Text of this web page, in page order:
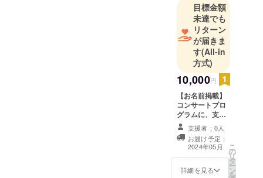
目標金額
未達でも
リターン
が届きま
す(All-in
方式)
10,000円
【お名前掲載】
コンサートプロ
グラムに、支援
者様が個人の時
はお名前（ニッ
クネーム可）、
団体・事業主・
経営者の方は屋
号・社名、代表
支援者：0人
お届け予定：
2024年05月
詳細を見る
こ
の
リ
タ
ー
ン
を